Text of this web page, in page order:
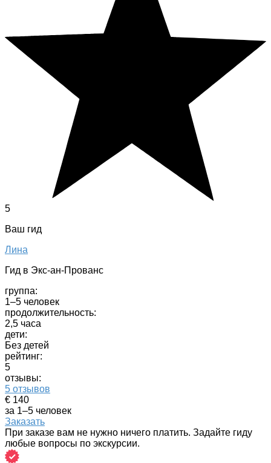
5
Ваш гид
Лина
Гид в Экс-ан-Прованс
группа:
1–5 человек
продолжительность:
2,5 часа
дети:
Без детей
рейтинг:
5
отзывы:
5 отзывов
€ 140
за 1–5 человек
Заказать
При заказе вам не нужно ничего платить. Задайте гиду
любые вопросы по экскурсии.